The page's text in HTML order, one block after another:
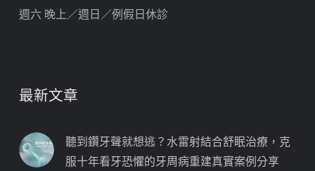
週六 晚上／週日／例假日休診
最新文章
聽到鑽牙聲就想逃？水雷射結合舒眠治療，克
服十年看牙恐懼的牙周病重建真實案例分享